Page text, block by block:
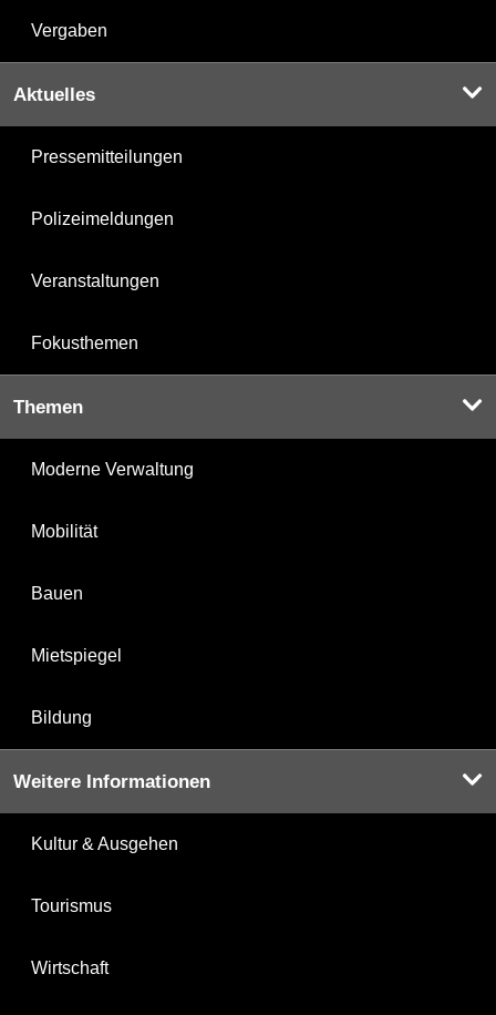
Vergaben
Aktuelles
Pressemitteilungen
Polizeimeldungen
Veranstaltungen
Fokusthemen
Themen
Moderne Verwaltung
Mobilität
Bauen
Mietspiegel
Bildung
Weitere Informationen
Kultur & Ausgehen
Tourismus
Wirtschaft